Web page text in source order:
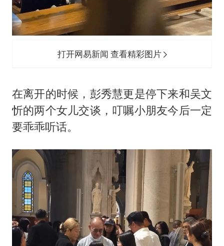
打开网易新闻 查看精彩图片
在离开的时候，彭秀慧更是停下来和吴文
忻的两个女儿交谈，叮嘱小朋友今后一定
要乖乖听话。